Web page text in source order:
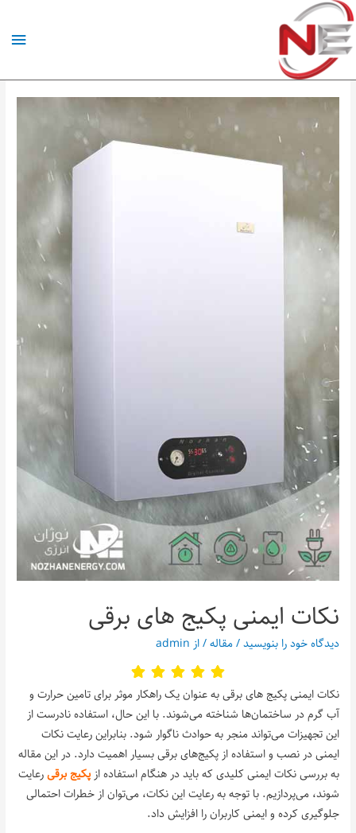
نکات ایمنی پکیج‌ های برقی
دیدگاه‌ خود را بنویسید/مقاله/ از admin
نکات ایمنی پکیج‌ های برقی به عنوان یک راهکار موثر برای تامین حرارت و
آب گرم در ساختمان‌ها شناخته می‌شوند. با این حال، استفاده نادرست از
این تجهیزات می‌تواند منجر به حوادث ناگوار شود. بنابراین رعایت نکات
ایمنی در نصب و استفاده از پکیج‌های برقی بسیار اهمیت دارد. در این مقاله
به بررسی نکات ایمنی کلیدی که باید در هنگام استفاده ازپکیج برقیرعایت
شوند، می‌پردازیم. با توجه به رعایت این نکات، می‌توان از خطرات احتمالی
جلوگیری کرده و ایمنی کاربران را افزایش داد.